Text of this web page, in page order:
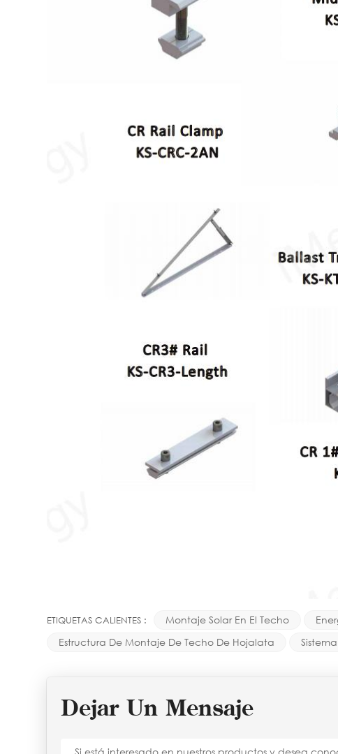
ETIQUETAS CALIENTES : Montaje Solar En El Techo
Estructura De Montaje De Techo De Hojalata
Dejar Un Mensaje